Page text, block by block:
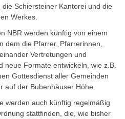
Schiersteiner Kantorei und die
Werkes.
NBR werden künftig von einem
dem die Pfarrer, Pfarrerinnen,
Vertretungen und
neue Formate entwickeln, wie z.B.
Gottesdienst aller Gemeinden
auf der Bubenhäuser Höhe.
werden auch künftig regelmäßig
stattfinden, die, wie bisher